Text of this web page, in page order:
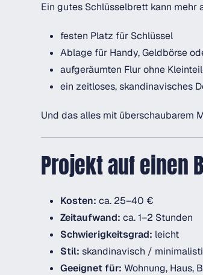
Ein gutes Schlüsselbrett kann mehr
festen Platz für Schlüssel
Ablage für Handy, Geldbörse
aufgeräumten Flur ohne
ein zeitloses, skandinavisches
Und das alles mit überschaubarem
Projekt auf einen
Kosten: ca. 25–40 €
Zeitaufwand: ca. 1–2 Stunden
Schwierigkeitsgrad: leicht
Stil: skandinavisch /
Geeignet für: Wohnung, Haus,